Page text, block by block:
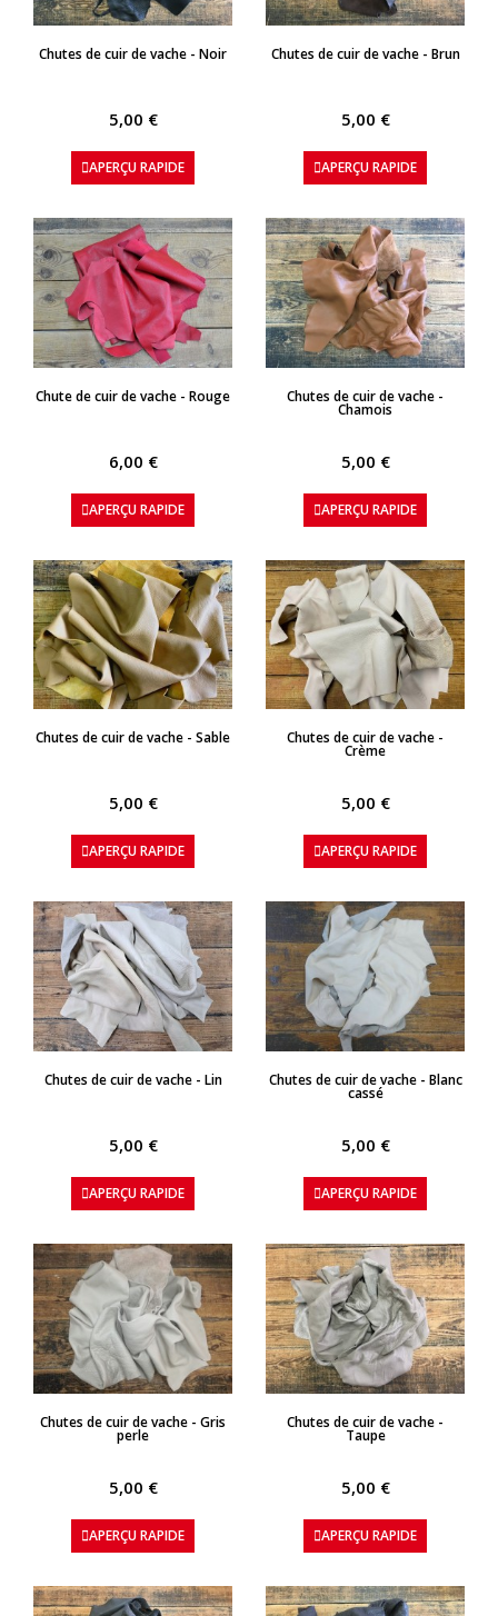
APERÇU RAPIDE
Chutes de cuir de vache - Noir
5,00 €
APERÇU RAPIDE
APERÇU RAPIDE
Chutes de cuir de vache - Brun
5,00 €
APERÇU RAPIDE
APERÇU RAPIDE
Chute de cuir de vache - Rouge
6,00 €
APERÇU RAPIDE
APERÇU RAPIDE
Chutes de cuir de vache -
Chamois
5,00 €
APERÇU RAPIDE
APERÇU RAPIDE
Chutes de cuir de vache - Sable
5,00 €
APERÇU RAPIDE
APERÇU RAPIDE
Chutes de cuir de vache -
Crème
5,00 €
APERÇU RAPIDE
APERÇU RAPIDE
Chutes de cuir de vache - Lin
5,00 €
APERÇU RAPIDE
APERÇU RAPIDE
Chutes de cuir de vache - Blanc
cassé
5,00 €
APERÇU RAPIDE
APERÇU RAPIDE
Chutes de cuir de vache - Gris
perle
5,00 €
APERÇU RAPIDE
APERÇU RAPIDE
Chutes de cuir de vache -
Taupe
5,00 €
APERÇU RAPIDE